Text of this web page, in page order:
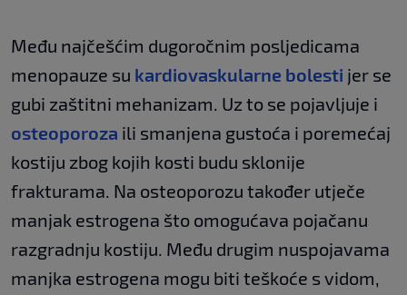
Među najčešćim dugoročnim posljedicama
menopauze su kardiovaskularne bolesti jer se
gubi zaštitni mehanizam. Uz to se pojavljuje i
osteoporoza ili smanjena gustoća i poremećaj
kostiju zbog kojih kosti budu sklonije
frakturama. Na osteoporozu također utječe
manjak estrogena što omogućava pojačanu
razgradnju kostiju. Među drugim nuspojavama
manjka estrogena mogu biti teškoće s vidom,